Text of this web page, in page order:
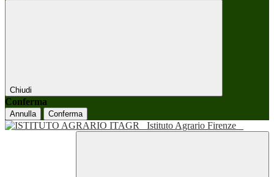
Chiudi
Conferma
Annulla Conferma
Istituto Agrario Firenze